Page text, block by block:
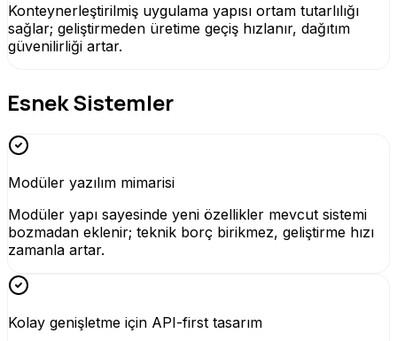
Konteynerleştirilmiş uygulama yapısı ortam tutarlılığı
sağlar; geliştirmeden üretime geçiş hızlanır, dağıtım
güvenilirliği artar.
Esnek Sistemler
Modüler yazılım mimarisi
Modüler yapı sayesinde yeni özellikler mevcut sistemi
bozmadan eklenir; teknik borç birikmez, geliştirme hızı
zamanla artar.
Kolay genişletme için API-first tasarım